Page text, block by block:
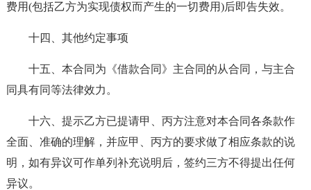
费用(包括乙方为实现债权而产生的一切费用)后即告失效。
十四、其他约定事项
十五、本合同为《借款合同》主合同的从合同，与主合
同具有同等法律效力。
十六、提示乙方已提请甲、丙方注意对本合同各条款作
全面、准确的理解，并应甲、丙方的要求做了相应条款的说
明，如有异议可作单列补充说明后，签约三方不得提出任何
异议。